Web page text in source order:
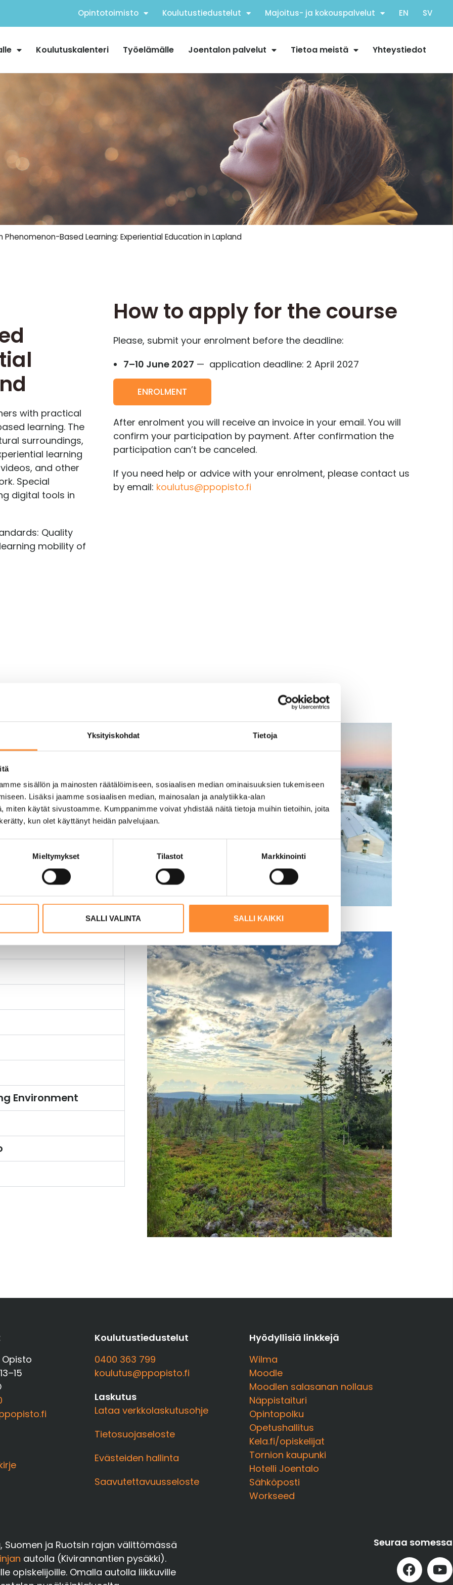
Yksityiskohdat Tietoja
sisällön ja mainosten räätälöimiseen, sosiaalisen median ominaisuuksien tukemiseen
Lisäksi jaamme sosiaalisen median, mainosalan ja analytiikka-alan
miten käytät sivustoamme. Kumppanimme voivat yhdistää näitä tietoja muihin tietoihin, joita
kun olet käyttänyt heidän palvelujaan.
Mieltymykset Tilastot Markkinointi
SALLI VALINTA SALLI KAIKKI
Opintotoimisto Koulutustiedustelut Majoitus- ja kokouspalvelut EN SV
Koulutuskalenteri Työelämälle Joentalon palvelut Tietoa meistä Yhteystiedot
Phenomenon-Based Learning: Experiential Education in Lapland
with practical
learning. The
surroundings,
learning
and other
Special
digital tools in
Quality
mobility of
How to apply for the course
Please, submit your enrolment before the deadline:
7–10 June 2027 — application deadline: 2 April 2027
ENROLMENT
After enrolment you will receive an invoice in your email. You will
confirm your participation by payment. After confirmation the
participation can’t be canceled.
If you need help or advice with your enrolment, please contact us
by email: koulutus@ppopisto.fi
for planning and
the local environment
based learning
and other digital
process
and assess
and is able to
digital tools
learning that
Environment
Koulutustiedustelut
0400 363 799
koulutus@ppopisto.fi
Laskutus
Lataa verkkolaskutusohje
Tietosuojaseloste
Evästeiden hallinta
Saavutettavuusseloste
Hyödyllisiä linkkejä
Wilma
Moodle
Moodlen salasanan nollaus
Näppistaituri
Opintopolku
Opetushallitus
Kela.fi/opiskelijat
Tornion kaupunki
Hotelli Joentalo
Sähköposti
Workseed
ja Ruotsin rajan välittömässä
autolla (Kivirannantien pysäkki).
opiskelijoille. Omalla autolla liikkuville
Seuraa somessa